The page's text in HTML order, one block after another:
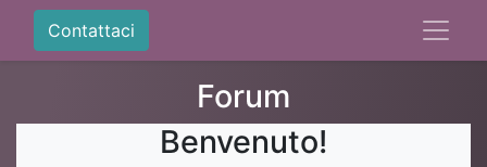
Contattaci
Forum
Benvenuto!